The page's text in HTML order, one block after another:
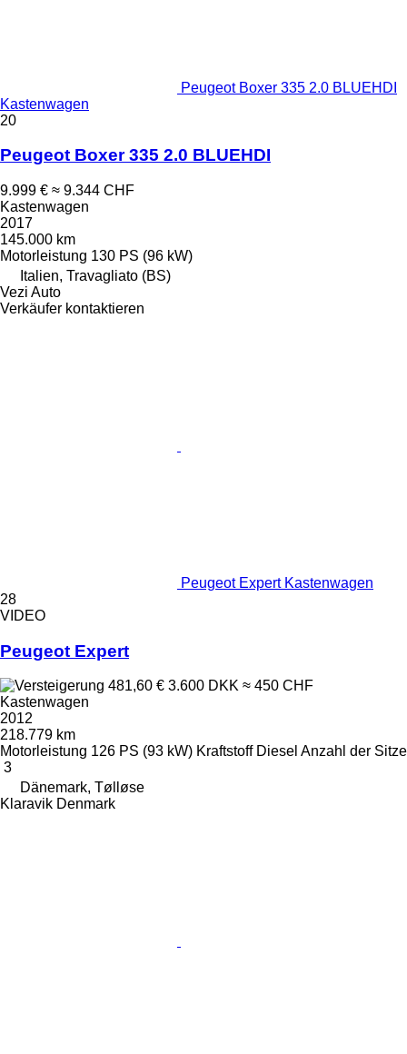
Peugeot Boxer 335 2.0 BLUEHDI
Kastenwagen
20
Peugeot Boxer 335 2.0 BLUEHDI
9.999 € ≈ 9.344 CHF
Kastenwagen
2017
145.000 km
Motorleistung 130 PS (96 kW)
Italien, Travagliato (BS)
Vezi Auto
Verkäufer kontaktieren
Peugeot Expert Kastenwagen
28
VIDEO
Peugeot Expert
481,60 € 3.600 DKK ≈ 450 CHF
Kastenwagen
2012
218.779 km
Motorleistung 126 PS (93 kW) Kraftstoff Diesel Anzahl der Sitze
3
Dänemark, Tølløse
Klaravik Denmark